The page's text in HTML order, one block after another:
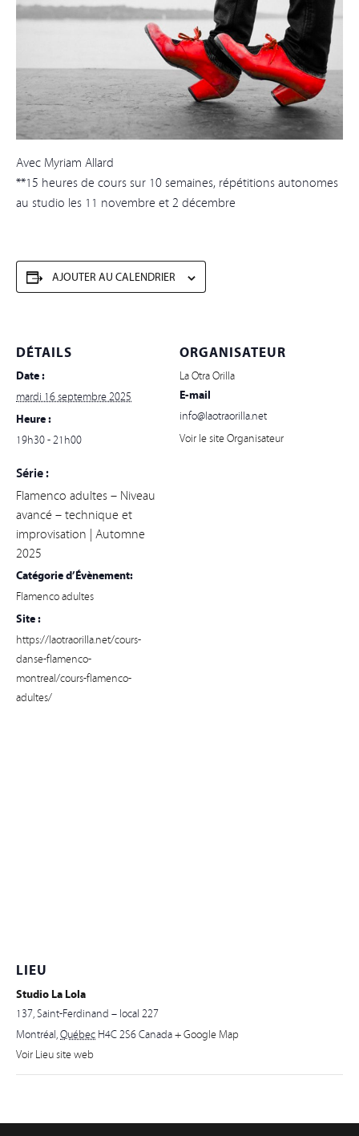
Avec Myriam Allard
**15 heures de cours sur 10 semaines, répétitions autonomes
au studio les 11 novembre et 2 décembre
AJOUTER AU CALENDRIER
DÉTAILS
Date :
mardi 16 septembre 2025
Heure :
19h30 - 21h00
Série :
Flamenco adultes – Niveau
avancé – technique et
improvisation | Automne
2025
Catégorie d’Évènement:
Flamenco adultes
Site :
https://laotraorilla.net/cours-
danse-flamenco-
montreal/cours-flamenco-
adultes/
ORGANISATEUR
La Otra Orilla
E-mail
info@laotraorilla.net
Voir le site Organisateur
LIEU
Studio La Lola
137, Saint-Ferdinand – local 227
Montréal,Québec H4C 2S6Canada+ Google Map
Voir Lieu site web